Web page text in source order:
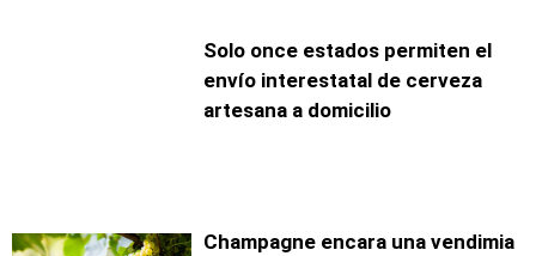
Solo once estados permiten el
envío interestatal de cerveza
artesana a domicilio
Champagne encara una vendimia